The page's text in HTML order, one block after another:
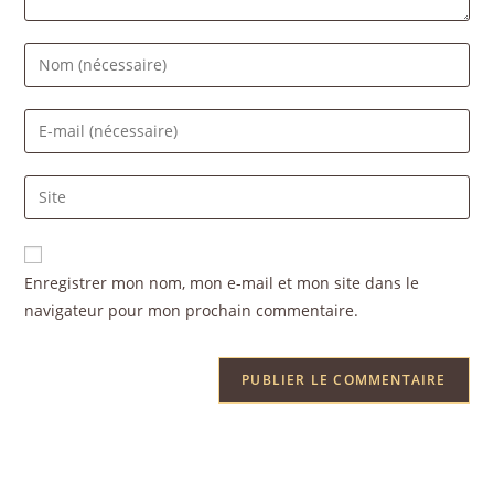
Enregistrer mon nom, mon e-mail et mon site dans le
navigateur pour mon prochain commentaire.